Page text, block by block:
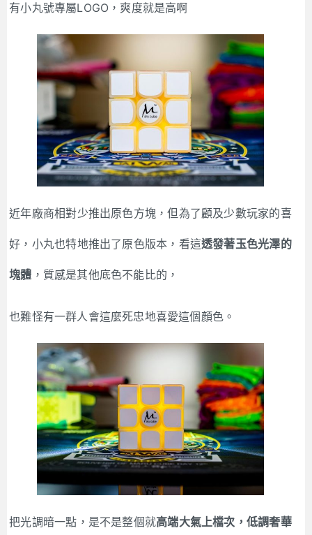
有小丸號專屬LOGO，爽度就是高啊
近年廠商相對少推出原色方塊，但為了顧及少數玩家的喜
好，小丸也特地推出了原色版本，看這透發著玉色光澤的
塊體 ，質感是其他底色不能比的，
也難怪有一群人會這麼死忠地喜愛這個顏色。
把光調暗一點，是不是整個就高端大氣上檔次，低調奢華